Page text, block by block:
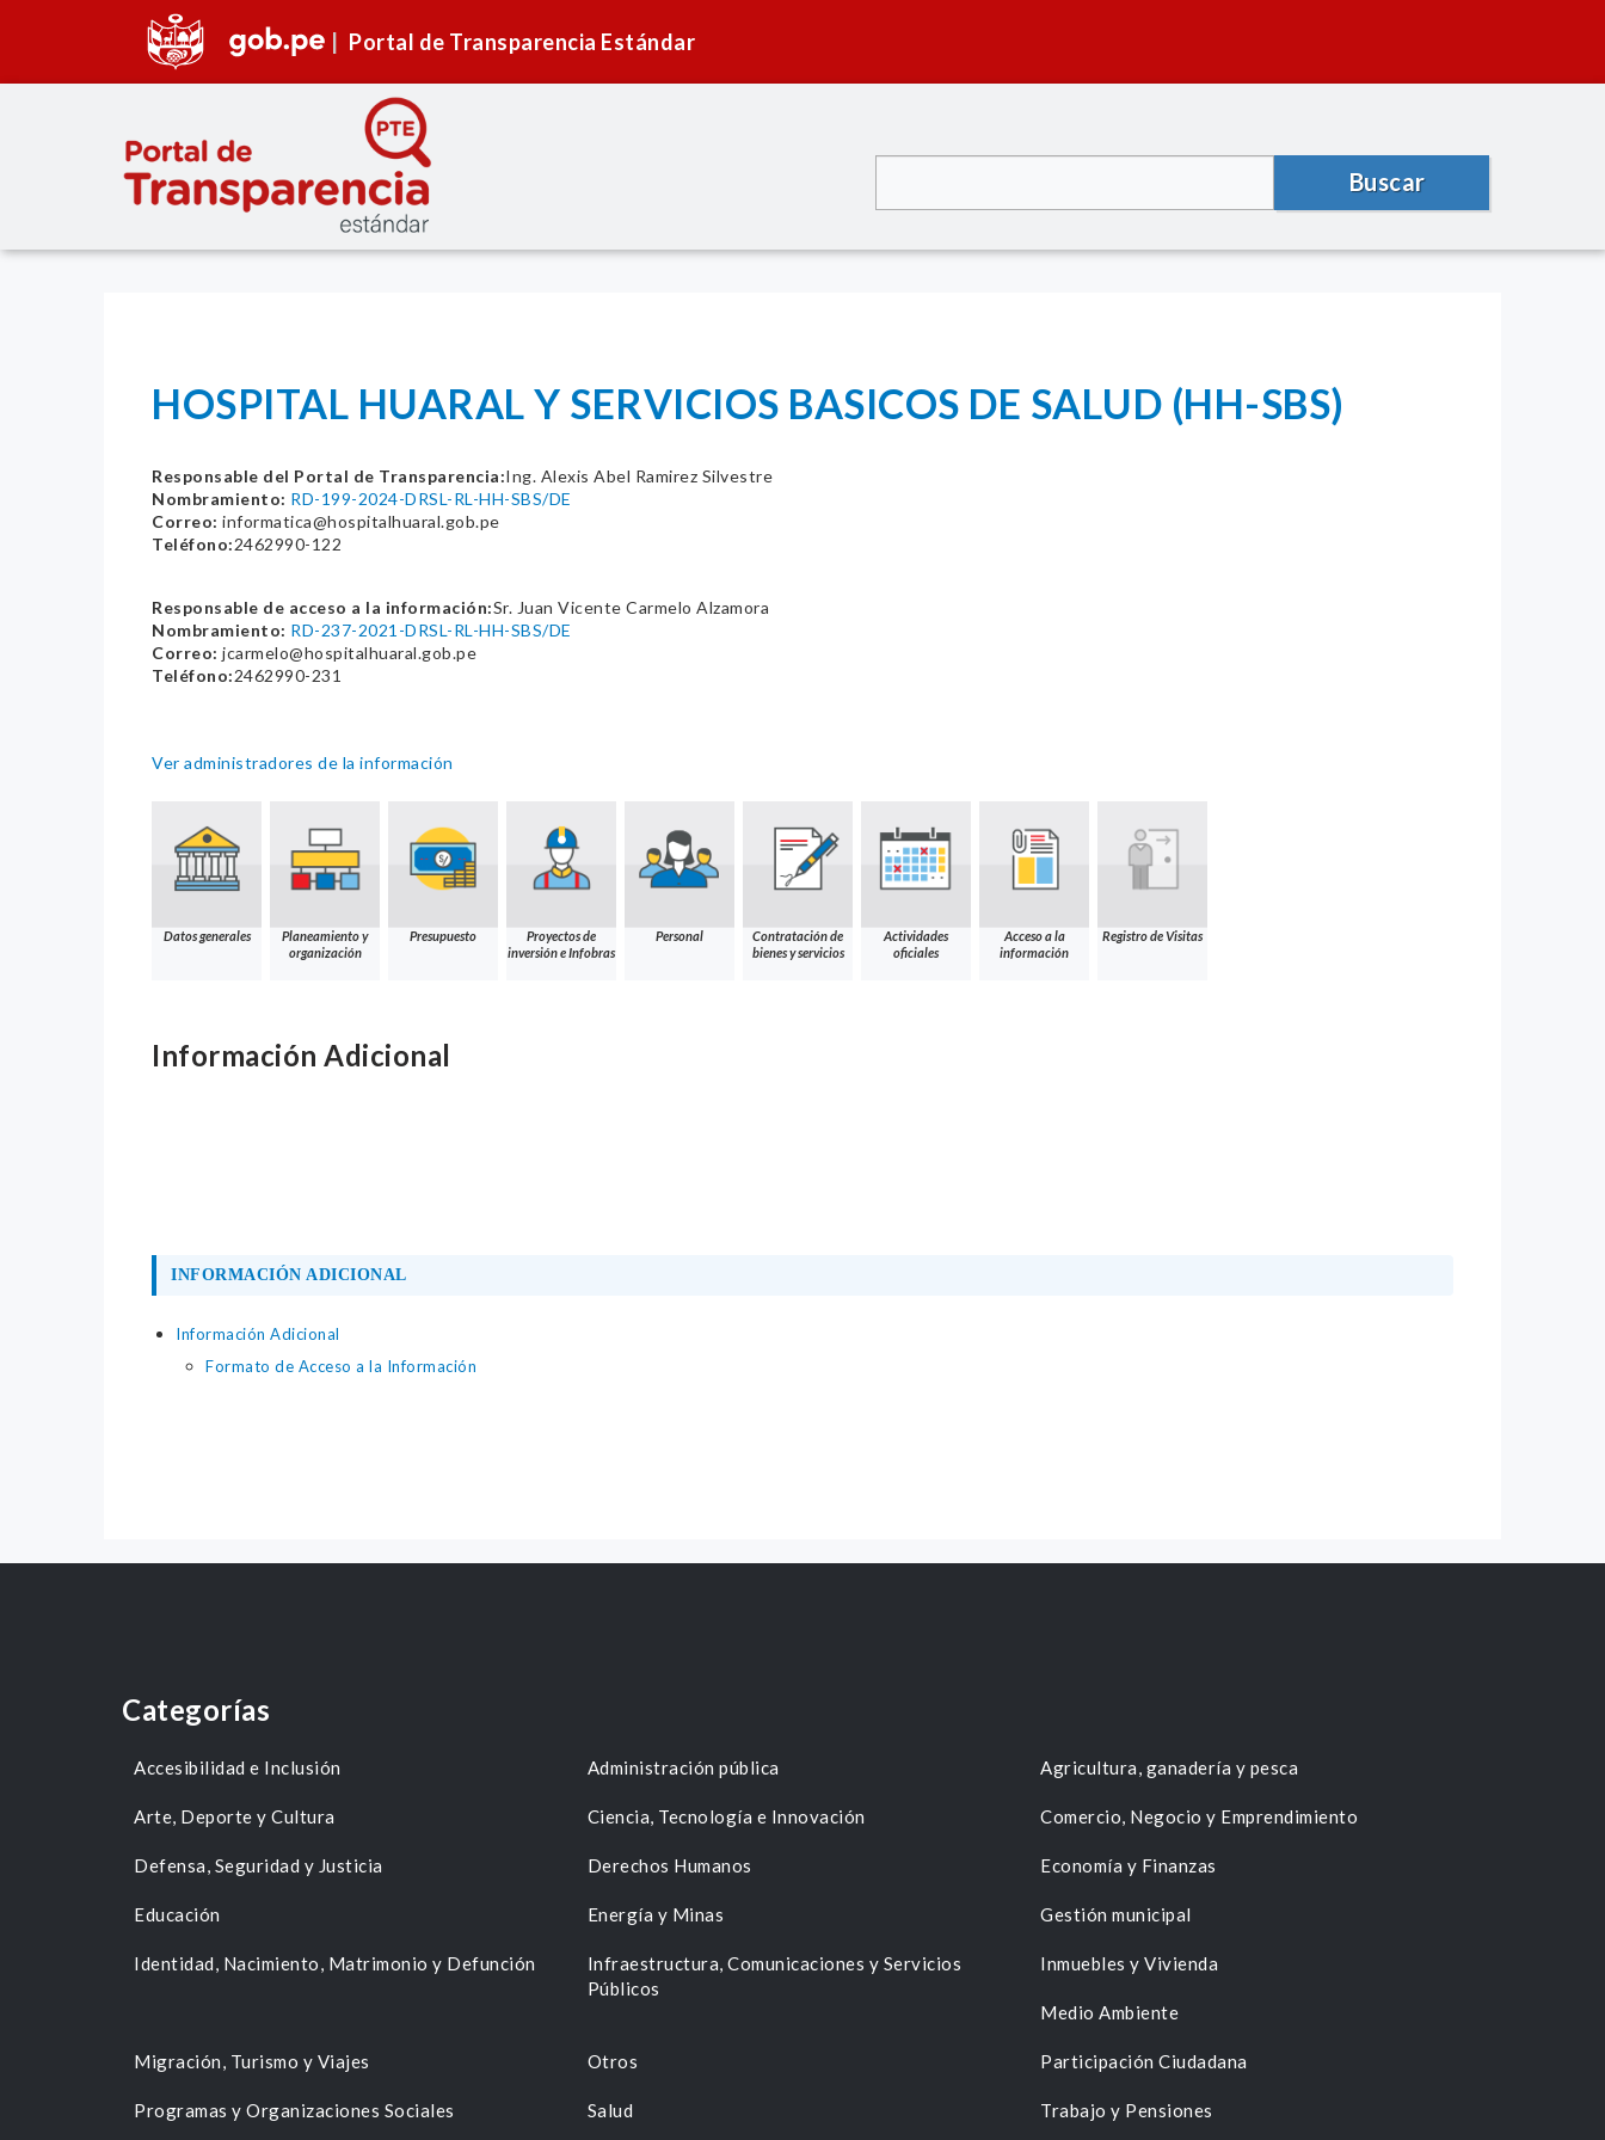
Portal de Transparencia Estándar
Buscar
HOSPITAL HUARAL Y SERVICIOS BASICOS DE SALUD (HH-SBS)
Responsable del Portal de Transparencia:Ing. Alexis Abel Ramirez Silvestre
Nombramiento: RD-199-2024-DRSL-RL-HH-SBS/DE
Correo: informatica@hospitalhuaral.gob.pe
Teléfono:2462990-122
Responsable de acceso a la información:Sr. Juan Vicente Carmelo Alzamora
Nombramiento: RD-237-2021-DRSL-RL-HH-SBS/DE
Correo: jcarmelo@hospitalhuaral.gob.pe
Teléfono:2462990-231
Ver administradores de la información
Datos generales
Planeamiento y
organización
Presupuesto
Proyectos de
inversión e Infobras
Personal
Contratación de
bienes y servicios
Actividades
oficiales
Acceso a la
información
Registro de Visitas
Información Adicional
INFORMACIÓN ADICIONAL
Información Adicional
Formato de Acceso a la Información
Categorías
Accesibilidad e Inclusión Administración pública Agricultura, ganadería y pesca
Arte, Deporte y Cultura Ciencia, Tecnología e Innovación Comercio, Negocio y Emprendimiento
Defensa, Seguridad y Justicia Derechos Humanos Economía y Finanzas
Educación Energía y Minas Gestión municipal
Identidad, Nacimiento, Matrimonio y Defunción
Infraestructura, Comunicaciones y Servicios
Públicos
Inmuebles y Vivienda
Medio Ambiente
Migración, Turismo y Viajes Otros Participación Ciudadana
Programas y Organizaciones Sociales Salud Trabajo y Pensiones